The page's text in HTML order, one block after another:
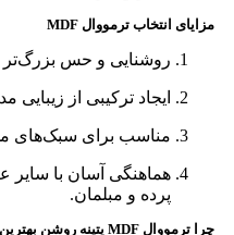
مزایای انتخاب ترمووال MDF
روشنایی و حس
ایجاد ترکیبی از
مناسب برای سبک‌های
هماهنگی آسان با سایر
پرده و مبلمان.
چرا ترمووال MDF پتینه روشن بهترین انتخاب است؟